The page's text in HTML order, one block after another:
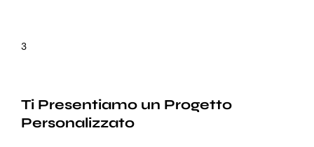
3
Ti Presentiamo un Progetto
Personalizzato